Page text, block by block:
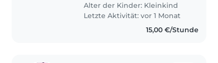
Alter der Kinder: Kleinkind
Letzte Aktivität: vor 1 Monat
15,00 €/Stunde